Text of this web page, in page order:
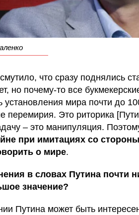
что сразу поднялись
но почему-то все
установления мира почти до
перемирия. Это риторика
– это манипуляция.
при имитациях со
о мире.
в словах Путина почти
значение?
Путина может быть